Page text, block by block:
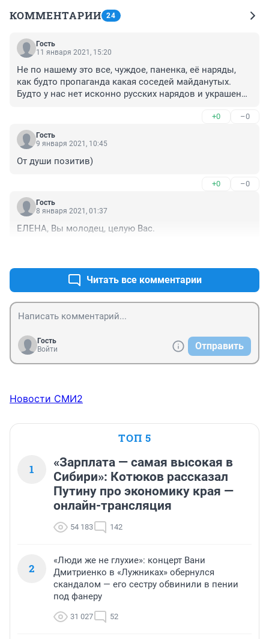
КОММЕНТАРИИ 24
Гость
11 января 2021, 15:20
Не по нашему это все, чуждое, паненка, её наряды,
как будто пропаганда какая соседей майданутых.
Будто у нас нет исконно русских нарядов и украшений
+0 –0
Гость
9 января 2021, 10:45
От души позитив)
+0 –0
Гость
8 января 2021, 01:37
ЕЛЕНА, Вы молодец, целую Вас.
Читать все комментарии
Гость
Войти
Отправить
Новости СМИ2
ТОП 5
1
«Зарплата — самая высокая в
Сибири»: Котюков рассказал
Путину про экономику края —
онлайн-трансляция
54 183 142
2
«Люди же не глухие»: концерт Вани
Дмитриенко в «Лужниках» обернулся
скандалом — его сестру обвинили в пении
под фанеру
31 027 52